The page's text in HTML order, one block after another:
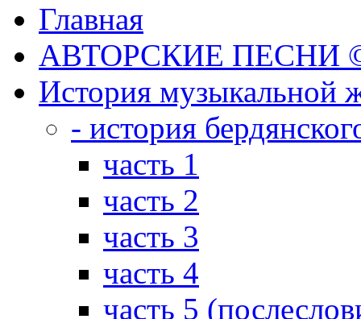
Главная
АВТОРСКИЕ ПЕСНИ ©
История музыкальной
- история
часть 1
часть 2
часть 3
часть 4
часть 5